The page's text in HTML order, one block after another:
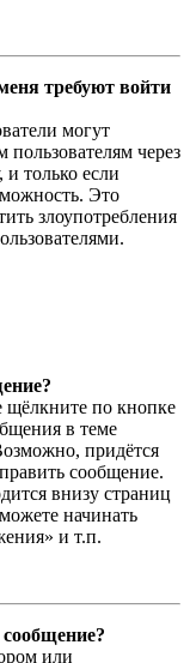
требуют войти
могут
через
только если
Это
злоупотребления
щёлкните по кнопке
в теме
придётся
сообщение.
внизу страниц
начинать
и т.п.
или